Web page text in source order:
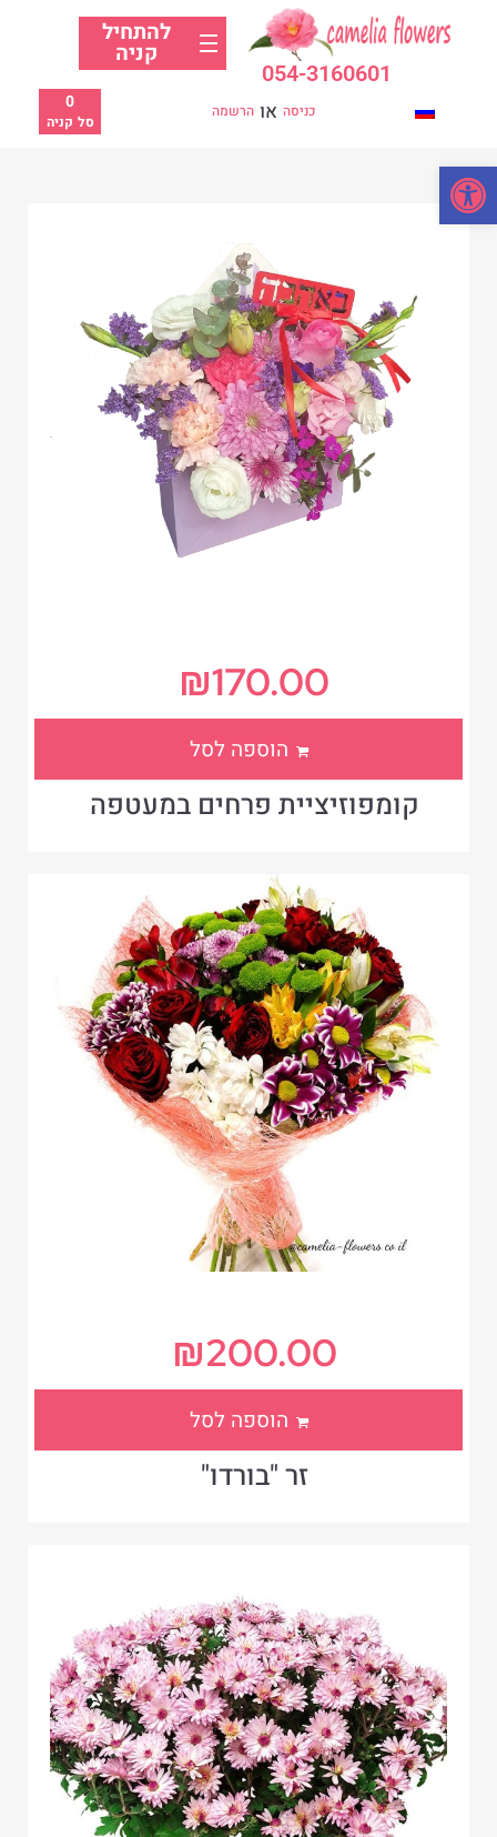
054-3160601
להתחיל
קניה
כניסה או הרשמה
סל קניה
0
קומפוזיציית פרחים במעטפה
₪170.00
הוספה לסל
זר "בורדו"
₪200.00
הוספה לסל
פתח סרגל נגישות